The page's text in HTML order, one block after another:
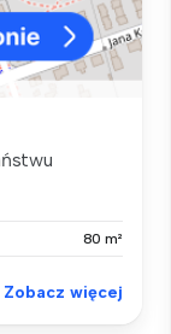
80 m²
Zobacz więcej